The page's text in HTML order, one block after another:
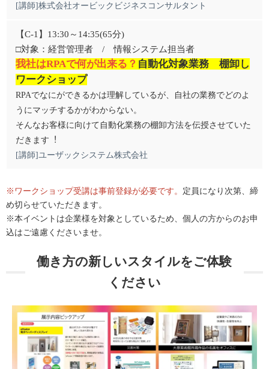
[講師]株式会社オービックビジネスコンサルタント
【C-1】13:30～14:35(65分)
□対象：経営管理者 / 情報システム担当者
我社はRPAで何が出来る？ 自動化対象業務 棚卸し
ワークショップ
RPAでなにができるかは理解しているが、自社の業務でどのよ
うにマッチするかがわからない。
そんなお客様に向けて自動化業務の棚卸方法を伝授させていた
だきます︕
[講師]ユーザックシステム株式会社
※ワークショップ受講は事前登録が必要です。 定員になり次第、締
め切らせていただきます。
※本イベントは企業様を対象としているため、個人の方からのお申
込はご遠慮くださいませ。
働き方の新しいスタイルをご体験
ください